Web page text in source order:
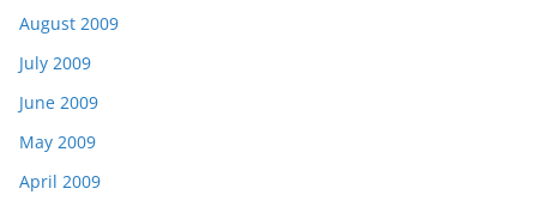
August 2009
July 2009
June 2009
May 2009
April 2009